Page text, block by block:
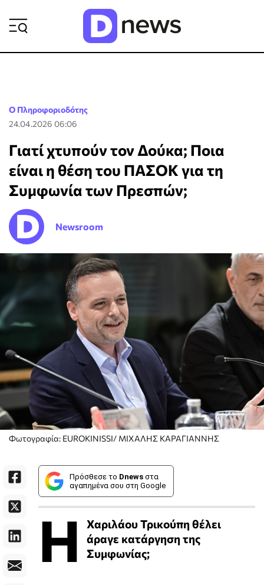
Ο Πληροφοριοδότης
24.04.2026 06:06
Γιατί χτυπούν τον Δούκα; Ποια
είναι η θέση του ΠΑΣΟΚ για τη
Συμφωνία των Πρεσπών;
Newsroom
Φωτογραφία: EUROKINISSI/ ΜΙΧΑΛΗΣ ΚΑΡΑΓΙΑΝΝΗΣ
Πρόσθεσε το Dnews στα
αγαπημένα σου στη Google
Η
Χαριλάου Τρικούπη θέλει
άραγε κατάργηση της
Συμφωνίας;